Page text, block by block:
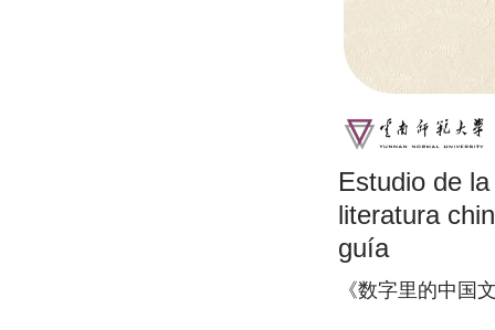
Estudio de
literatura
guía
《数字里的中国